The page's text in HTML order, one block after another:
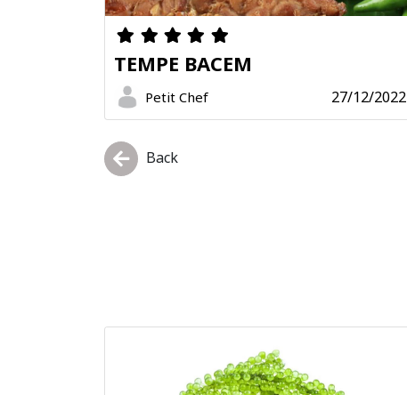
TEMPE BACEM
Petit Chef 27/12/2022
Back